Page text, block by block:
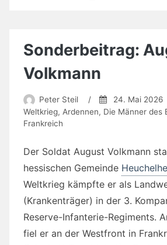
Sonderbeitrag:
Volkmann
Peter Steil / 24. Mai 2026
Weltkrieg, Ardennen, Die Männer des
Frankreich
Der Soldat August Volkmann
hessischen Gemeinde
Weltkrieg kämpfte er als
(Krankenträger) in der 3.
Reserve-Infanterie-Regiments.
fiel er an der Westfront in